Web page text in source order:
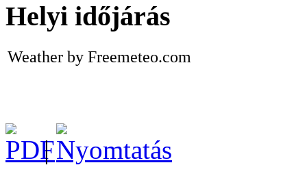
Helyi időjárás
Weather by Freemeteo.com
|